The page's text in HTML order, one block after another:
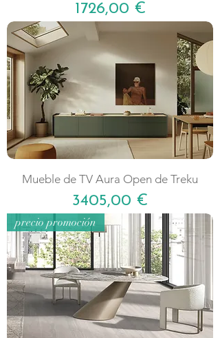
Precio
1726,00 €
Mueble de TV Aura Open de Treku
Precio
3405,00 €
precio promoción